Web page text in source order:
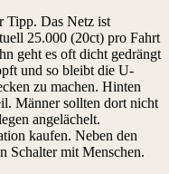
Tipp. Das Netz ist
25.000 (20ct) pro Fahrt
geht es oft dicht gedrängt
und so bleibt die U-
zu machen. Hinten
Männer sollten dort nicht
angelächelt.
kaufen. Neben den
Schalter mit Menschen.